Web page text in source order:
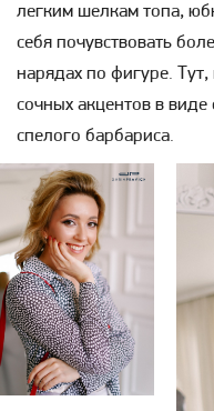
легким шелкам топа,
себя почувствовать
нарядах по фигуре. Тут,
сочных акцентов в виде
спелого барбариса.